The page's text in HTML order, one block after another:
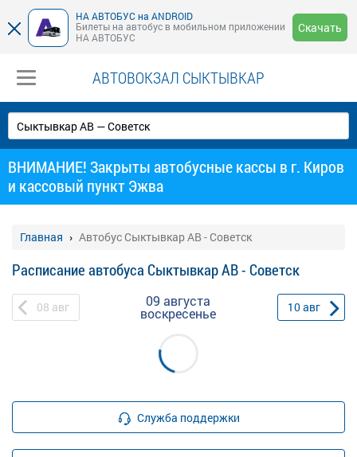
НА АВТОБУС на ANDROID
Билеты на автобус в мобильном приложении
НА АВТОБУС
Скачать
АВТОВОКЗАЛ СЫКТЫВКАР
ВНИМАНИЕ! Закрыты автобусные кассы в г. Киров
и кассовый пункт Эжва
Главная Автобус Сыктывкар АВ - Советск
Расписание автобуса Сыктывкар АВ - Советск
08 авг 09 августа
воскресенье 10авг
Служба поддержки